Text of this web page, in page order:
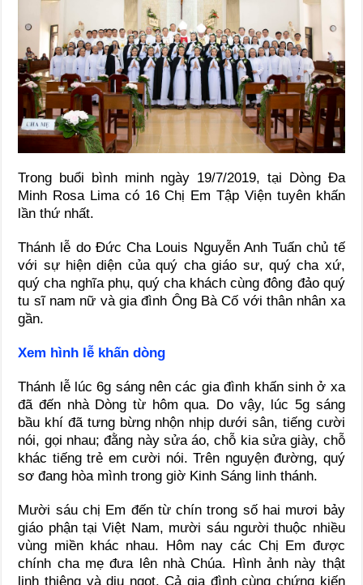
Trong buổi bình minh ngày 19/7/2019, tại Dòng Đa
Minh Rosa Lima có 16 Chị Em Tập Viện tuyên khấn
lần thứ nhất.
Thánh lễ do Đức Cha Louis Nguyễn Anh Tuấn chủ tế
với sự hiện diện của quý cha giáo sư, quý cha xứ,
quý cha nghĩa phụ, quý cha khách cùng đông đảo quý
tu sĩ nam nữ và gia đình Ông Bà Cố với thân nhân xa
gần.
Xem hình lễ khấn dòng
Thánh lễ lúc 6g sáng nên các gia đình khấn sinh ở xa
đã đến nhà Dòng từ hôm qua. Do vậy, lúc 5g sáng
bầu khí đã tưng bừng nhộn nhịp dưới sân, tiếng cười
nói, gọi nhau; đằng này sửa áo, chỗ kia sửa giày, chỗ
khác tiếng trẻ em cười nói. Trên nguyện đường, quý
sơ đang hòa mình trong giờ Kinh Sáng linh thánh.
Mười sáu chị Em đến từ chín trong số hai mươi bảy
giáo phận tại Việt Nam, mười sáu người thuộc nhiều
vùng miền khác nhau. Hôm nay các Chị Em được
chính cha mẹ đưa lên nhà Chúa. Hình ảnh này thật
linh thiêng và dịu ngọt. Cả gia đình cùng chứng kiến